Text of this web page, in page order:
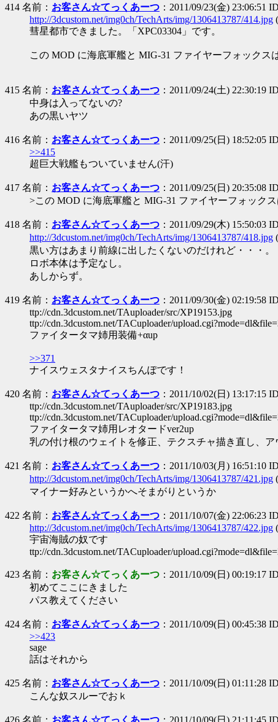
414 名前： お客さん☆てっくあーつ ：2011/09/23(金) 23:06:51
http://3dcustom.net/img0ch/TechArts/img/1306413787/414.jpg
彗星都市できました。「XPC03304」です。
この MOD に海底軍艦と MIG-31 ファイヤーフォックス
415 名前： お客さん☆てっくあーつ ：2011/09/24(土) 22:30:19
中身は入ってないの?
あの黒いヤツ
416 名前： お客さん☆てっくあーつ ：2011/09/25(日) 18:52:05
>>415
超巨大戦艦もついていません(汗)
417 名前： お客さん☆てっくあーつ ：2011/09/25(日) 20:35:08
>この MOD に海底軍艦と MIG-31 ファイヤーフォックス
418 名前： お客さん☆てっくあーつ ：2011/09/29(木) 15:50:03
http://3dcustom.net/img0ch/TechArts/img/1306413787/418.jpg
黒い方はあまり前線に出したくないのだけれど・・・。
ロボ本体は予定なし。
あしからず。
419 名前： お客さん☆てっくあーつ ：2011/09/30(金) 02:19:58
ttp://cdn.3dcustom.net/TAuploader/src/XP19153.jpg
ttp://cdn.3dcustom.net/TACuploader/
ファイタータマ姉用装備+αup
>>371
ナイスウェスタナイスちんぽです！
420 名前： お客さん☆てっくあーつ ：2011/10/02(日) 13:17:15
ttp://cdn.3dcustom.net/TAuploader/src/XP19183.jpg
ttp://cdn.3dcustom.net/TACuploader/
ファイタータマ姉用レオタードver2up
乳の付け根のウェイトを修正、テクスチャ描き直し、ア
421 名前： お客さん☆てっくあーつ ：2011/10/03(月) 16:51:10
http://3dcustom.net/img0ch/TechArts/img/1306413787/421.jpg
マイナー好みというかへそまがりというか
422 名前： お客さん☆てっくあーつ ：2011/10/07(金) 22:06:23
http://3dcustom.net/img0ch/TechArts/img/1306413787/422.jpg
宇宙海賊の奴です
ttp://cdn.3dcustom.net/TACuploader/
423 名前： お客さん☆てっくあーつ ：2011/10/09(日) 00:19:17
初めてここにきました
パス教えてください
424 名前： お客さん☆てっくあーつ ：2011/10/09(日) 00:45:38
>>423
sage
話はそれから
425 名前： お客さん☆てっくあーつ ：2011/10/09(日) 01:11:28
こんな奴スルーでおｋ
426 名前： お客さん☆てっくあーつ ：2011/10/09(日) 21:11:45